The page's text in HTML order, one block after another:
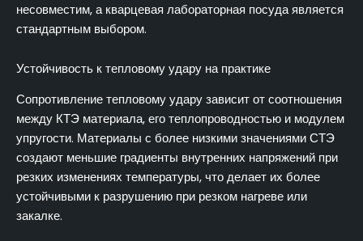
несовместим, а кварцевая лабораторная посуда является
стандартным выбором.
Устойчивость к тепловому удару на практике
Сопротивление тепловому удару зависит от соотношения
между КТЭ материала, его теплопроводностью и модулем
упругости. Материалы с более низкими значениями СТЭ
создают меньшие градиенты внутренних напряжений при
резких изменениях температуры, что делает их более
устойчивыми к разрушению при резком нагреве или
закалке.